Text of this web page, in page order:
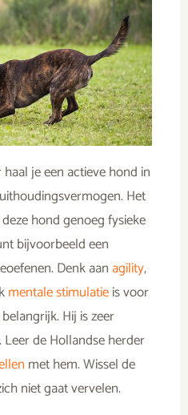
je een actieve hond in
Het
hond genoeg fysieke
bijvoorbeeld een
Denk aan agility,
mentale stimulatieis voor
Hij is zeer
de Hollandse herder
met hem. Wissel de
niet gaat vervelen.